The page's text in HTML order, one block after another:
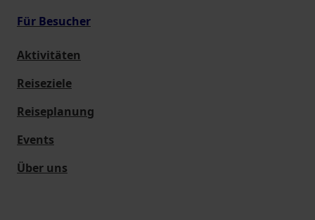
Für Besucher
Aktivitäten
Reiseziele
Reiseplanung
Events
Über uns